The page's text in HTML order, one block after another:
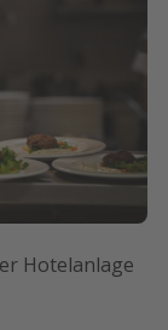
Hotelanlage